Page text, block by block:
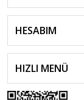
HESABIM
HIZLI MENÜ